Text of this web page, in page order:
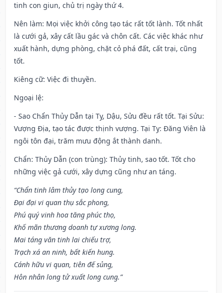
tinh con giun, chủ trị ngày thứ 4.
Nên làm: Mọi việc khởi công tạo tác rất tốt lành. Tốt nhất
là cưới gả, xây cất lầu gác và chôn cất. Các việc khác như
xuất hành, dựng phòng, chặt cỏ phá đất, cất trại, cũng
tốt.
Kiêng cữ: Việc đi thuyền.
Ngoại lệ:
- Sao Chẩn Thủy Dẫn tại Tỵ, Dậu, Sửu đều rất tốt. Tại Sửu:
Vượng Địa, tạo tác được thịnh vượng. Tại Tỵ: Đăng Viên là
ngôi tôn đại, trăm mưu động ắt thành danh.
Chẩn: Thủy Dẫn (con trùng): Thủy tinh, sao tốt. Tốt cho
những việc gả cưới, xây dựng cũng như an táng.
“Chẩn tinh lâm thủy tạo long cung,
Đại đại vi quan thụ sắc phong,
Phú quý vinh hoa tăng phúc thọ,
Khố mãn thương doanh tự xương long.
Mai táng văn tinh lai chiếu trợ,
Trạch xá an ninh, bất kiến hung.
Cánh hữu vi quan, tiên đế sủng,
Hôn nhân long tử xuất long cung.”